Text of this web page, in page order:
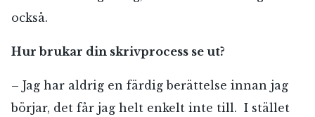
också.
Hur brukar din skrivprocess se ut?
– Jag har aldrig en färdig berättelse innan jag
börjar, det får jag helt enkelt inte till. I stället